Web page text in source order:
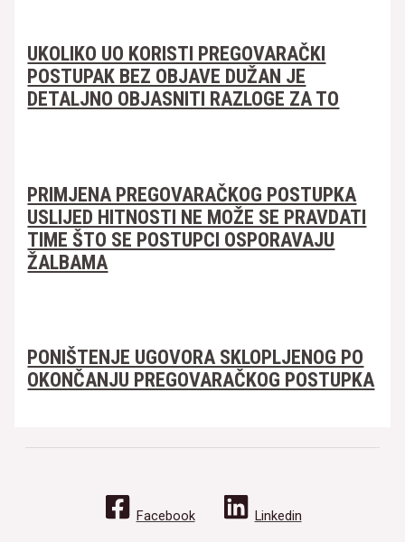
UKOLIKO UO KORISTI PREGOVARAČKI
POSTUPAK BEZ OBJAVE DUŽAN JE
DETALJNO OBJASNITI RAZLOGE ZA TO
PRIMJENA PREGOVARAČKOG POSTUPKA
USLIJED HITNOSTI NE MOŽE SE PRAVDATI
TIME ŠTO SE POSTUPCI OSPORAVAJU
ŽALBAMA
PONIŠTENJE UGOVORA SKLOPLJENOG PO
OKONČANJU PREGOVARAČKOG POSTUPKA
Facebook Linkedin